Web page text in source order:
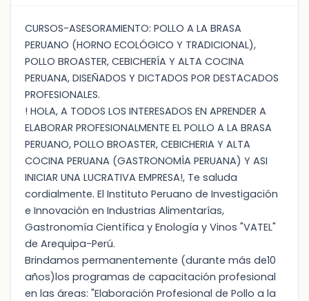
CURSOS-ASESORAMIENTO: POLLO A LA BRASA
PERUANO (HORNO ECOLÓGICO Y TRADICIONAL),
POLLO BROASTER, CEBICHERÍA Y ALTA COCINA
PERUANA, DISEÑADOS Y DICTADOS POR DESTACADOS
PROFESIONALES.
! HOLA, A TODOS LOS INTERESADOS EN APRENDER A
ELABORAR PROFESIONALMENTE EL POLLO A LA BRASA
PERUANO, POLLO BROASTER, CEBICHERIA Y ALTA
COCINA PERUANA (GASTRONOMÍA PERUANA) Y ASI
INICIAR UNA LUCRATIVA EMPRESA!, Te saluda
cordialmente. El Instituto Peruano de Investigación
e Innovación en Industrias Alimentarías,
Gastronomía Científica y Enología y Vinos "VATEL"
de Arequipa-Perú.
Brindamos permanentemente (durante más de10
años)los programas de capacitación profesional
en las áreas: "Elaboración Profesional de Pollo a la